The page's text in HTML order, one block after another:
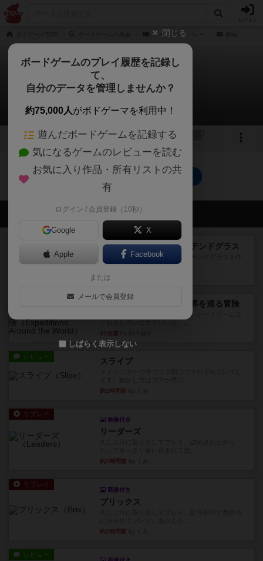
ハーベスト・バレー
ハーベスト・バレー
0件の動画
1
ハーベスト・バレーのトップに戻る
会員の新しい投稿
アズール：シントラのステンドグラス
大好きなアズールシリーズ。ステンドグラスを作
っていきます✨1部より自由...
1分未満前
エクスペディション：世界を巡る冒険
クラマー氏の不朽の名作。新しいボードゲームほ
31分前
レビュー スライプ
約1時間前
リプレイ
画像付き
リーダーズ
約1時間前
リプレイ
画像付き
ブリックス
約1時間前
レビュー
閉じる
ボードゲームのプレイ履歴を記録し
て、
自分のデータを管理しませんか？
約75,000人がボドゲーマを利用中！
遊んだボードゲームを記録する
気になるゲームのレビューを読む
お気に入り作品・所有リストの共
有
ログイン / 会員登録（10秒）
Google X
Apple Facebook
または
メールで会員登録
しばらく表示しない